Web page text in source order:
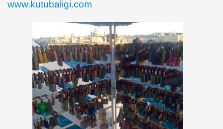
www.kutubaligi.com